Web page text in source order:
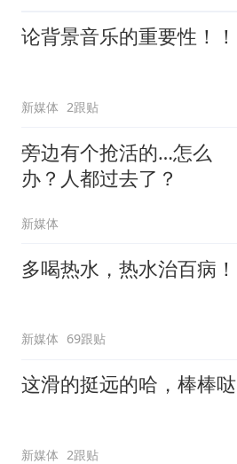
论背景音乐的重要性！！
新媒体 2跟贴
旁边有个抢活的…怎么
办？人都过去了？
新媒体
多喝热水，热水治百病！
新媒体 69跟贴
这滑的挺远的哈，棒棒哒
新媒体 2跟贴